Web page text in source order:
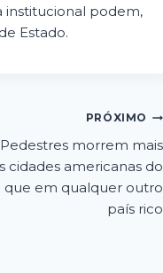
institucional podem,
Estado.
PRÓXIMO
Pedestres morrem mais
cidades americanas do
que em qualquer outro
país rico